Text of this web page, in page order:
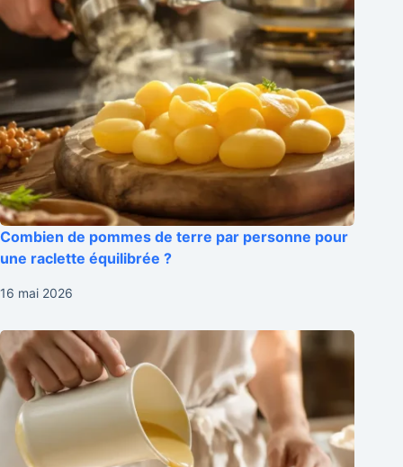
Combien de pommes de terre par personne pour
une raclette équilibrée ?
16 mai 2026